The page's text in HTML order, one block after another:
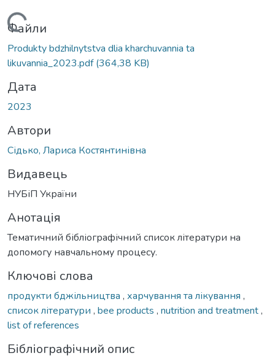
Вантажиться...
Файли
Produkty bdzhilnytstva dlia kharchuvannia ta
likuvannia_2023.pdf(364,38 KB)
Дата
2023
Автори
Сідько, Лариса Костянтинівна
Видавець
НУБіП України
Анотація
Тематичний бібліографічний список літератури на
допомогу навчальному процесу.
Ключові слова
продукти бджільництва , харчування та лікування ,
список літератури , bee products , nutrition and treatment,
list of references
Бібліографічний опис